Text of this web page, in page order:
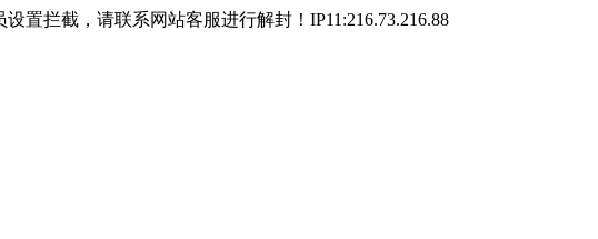
置拦截，请联系网站客服进行解封！IP11:216.73.216.88